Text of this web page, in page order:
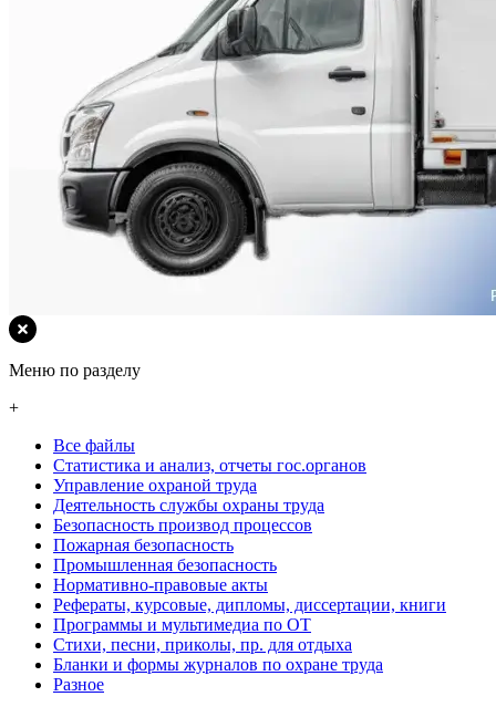
Меню по разделу
+
Все файлы
Статистика и анализ, отчеты гос.органов
Управление охраной труда
Деятельность службы охраны труда
Безопасность производ процессов
Пожарная безопасность
Промышленная безопасность
Нормативно-правовые акты
Рефераты, курсовые, дипломы, диссертации, книги
Программы и мультимедиа по ОТ
Стихи, песни, приколы, пр. для отдыха
Бланки и формы журналов по охране труда
Разное